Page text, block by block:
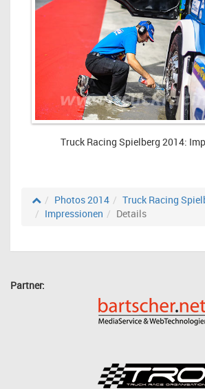
Truck Racing Spielberg 2014:
Photos 2014
Truck Racing
Impressionen
Details
Partner: